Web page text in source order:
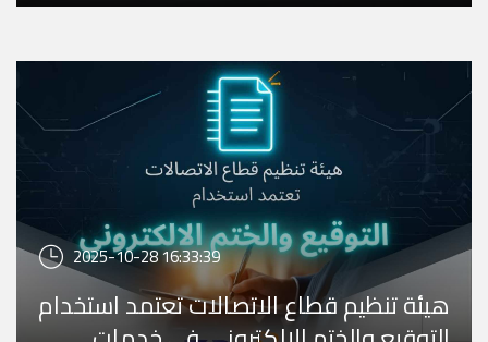
2025-10-28 16:33:39
هيئة تنظيم قطاع الاتصالات تعتمد استخدام